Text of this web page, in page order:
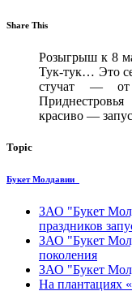
Share This
Розыгрыш к 8
Тук-тук… Это
стучат —
красиво —
Topic
Букет Молдавии
ЗАО "Букет
праздников
ЗАО "Букет
поколения
ЗАО "Букет
На плантациях